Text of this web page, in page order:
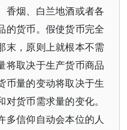
香烟、白兰地酒或者各
的货币。假使货币完全
末，原则上就根本不需
将取决于生产货币商品
币量的变动将取决于生
货币需求量的变化。
多信仰自动会本位的人